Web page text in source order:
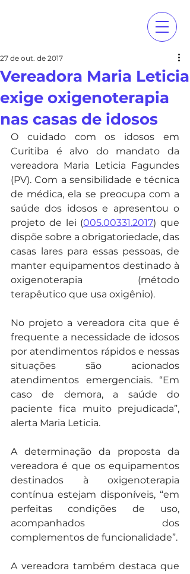
Vereadora Maria Leticia
exige oxigenoterapia
nas casas de idosos
27 de out. de 2017
O cuidado com os idosos em
Curitiba é alvo do mandato da
vereadora Maria Leticia Fagundes
(PV). Com a sensibilidade e técnica
de médica, ela se preocupa com a
saúde dos idosos e apresentou o
projeto de lei (005.00331.2017) que
dispõe sobre a obrigatoriedade, das
casas lares para essas pessoas, de
manter equipamentos destinado à
oxigenoterapia (método
terapêutico que usa oxigênio).
No projeto a vereadora cita que é
frequente a necessidade de idosos
por atendimentos rápidos e nessas
situações são acionados
atendimentos emergenciais. “Em
caso de demora, a saúde do
paciente fica muito prejudicada”,
alerta Maria Leticia.
A determinação da proposta da
vereadora é que os equipamentos
destinados à oxigenoterapia
contínua estejam disponíveis, “em
perfeitas condições de uso,
acompanhados dos
complementos de funcionalidade”.
A vereadora também destaca que